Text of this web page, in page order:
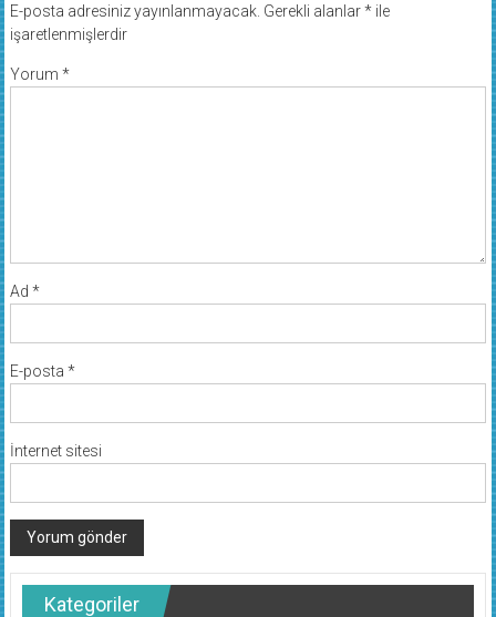
E-posta adresiniz yayınlanmayacak. Gerekli alanlar*ile
işaretlenmişlerdir
Yorum *
Ad *
E-posta *
İnternet sitesi
Kategoriler